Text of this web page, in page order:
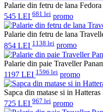
Palarie din fetru de lana
545 LEI 681 lei promo
Palarie din fetru de lana
854 LEI 1138 lei promo
Palarie din paie Traveller
1197 LEI 1596 lei promo
Sapca din matase si in
725 LEI 967 lei promo